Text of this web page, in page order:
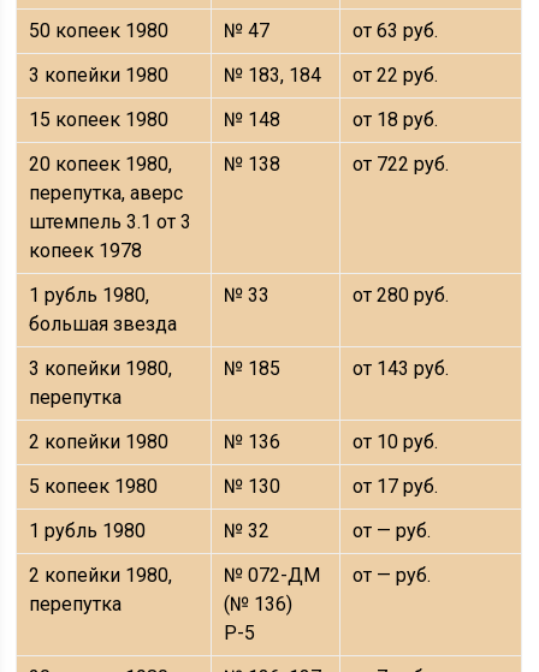
50 копеек 1980 № 47
от 63 руб.
3 копейки 1980
№ 183, 184
от 22 руб.
15 копеек 1980
№ 148
от 18 руб.
20 копеек 1980,
перепутка, аверс
штемпель 3.1 от 3
копеек 1978
№ 138 от 722 руб.
1 рубль 1980,
большая звезда
№ 33 от 280 руб.
3 копейки 1980,
перепутка
№ 185 от 143 руб.
2 копейки 1980 № 136
от 10 руб.
5 копеек 1980
№ 130
от 17 руб.
1 рубль 1980
№ 32
от — руб.
2 копейки 1980,
перепутка
№ 072-ДМ
(№ 136)
Р-5
от — руб.